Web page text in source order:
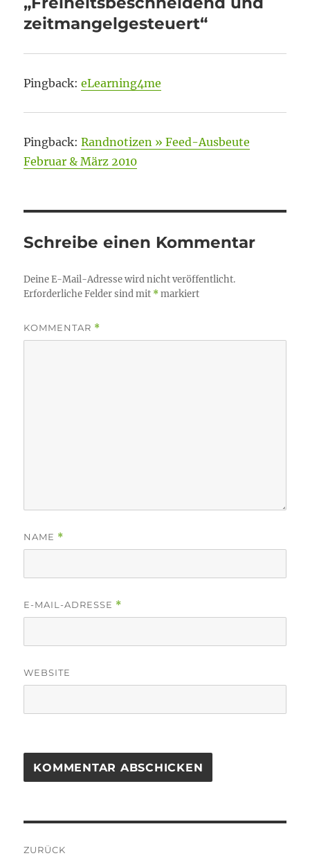
zeitmangelgesteuert“
Pingback:eLearning4me
Pingback:Randnotizen » Feed-Ausbeute
Februar & März 2010
Schreibe einen Kommentar
Deine E-Mail-Adresse wird nicht veröffentlicht.
Erforderliche Felder sind mit *markiert
KOMMENTAR *
NAME *
E-MAIL-ADRESSE *
WEBSITE
ZURÜCK